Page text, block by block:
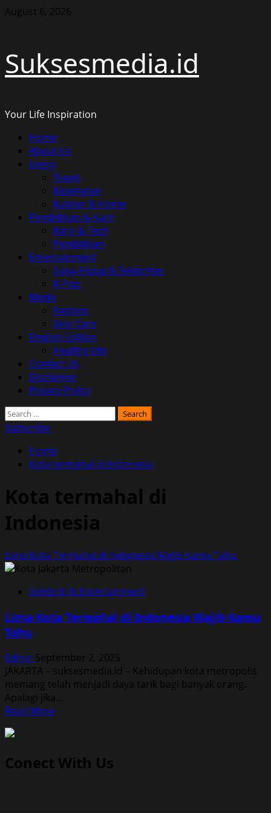
Skip
August 6, 2026
Suksesmedia.id
Your Life Inspiration
Primary
Menu
Home
About Us
Living
Travel
Kesehatan
Kuliner & Home
Pendidikan & Karir
Karir & Tech
Pendidikan
Entertainment
Gaya Hidup & Selebritas
K-Pop
Mode
Fashion
Skin Care
English Edition
Healthy Life
Contact Us
Disclaimer
Privacy Policy
Search
for:
Subscribe
Home
Kota termahal di Indonesia
Kota termahal di
Indonesia
Lima Kota Termahal di Indonesia Wajib Kamu Tahu
Selebriti & Entertainment
Lima Kota Termahal di Indonesia Wajib Kamu
Tahu
Editor September 2, 2025
JAKARTA – suksesmedia.id – Kehidupan kota metropolis
memang telah menjadi daya tarik bagi banyak orang.
Apalagi jika...
Read MoreRead
Kota
Conect With Us